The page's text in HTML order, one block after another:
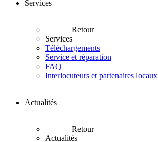
Services
Retour
Services
Téléchargements
Service et réparation
FAQ
Interlocuteurs et partenaires locaux
Actualités
Retour
Actualités